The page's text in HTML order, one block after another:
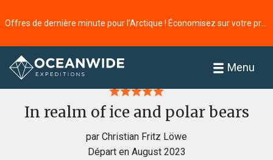
Menu
Accueil
In realm of ice and polar bears
par Christian Fritz Löwe
Départ en August 2023